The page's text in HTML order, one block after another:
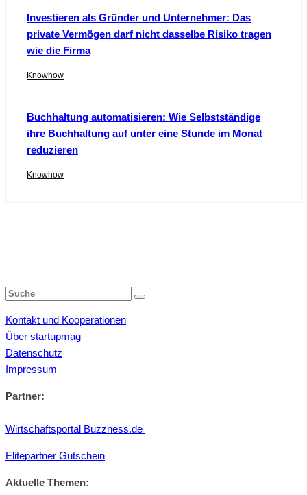
Investieren als Gründer und Unternehmer: Das
private Vermögen darf nicht dasselbe Risiko tragen
wie die Firma
Knowhow
Buchhaltung automatisieren: Wie Selbstständige
ihre Buchhaltung auf unter eine Stunde im Monat
reduzieren
Knowhow
Kontakt und Kooperationen
Über startupmag
Datenschutz
Impressum
Partner:
Wirtschaftsportal Buzzness.de
Elitepartner Gutschein
Aktuelle Themen: